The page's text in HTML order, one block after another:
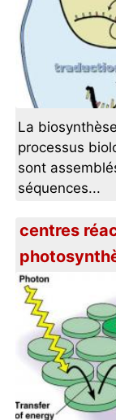
La
processus
sont
séquences...
centres